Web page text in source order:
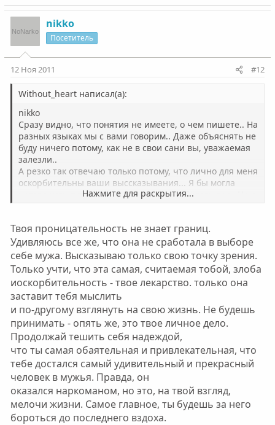
nikko
Посетитель
12 Ноя 2011 #12
Without_heart написал(а):
nikko
Сразу видно, что понятия не имеете, о чем пишете.. На
разных языках мы с вами говорим.. Даже объяснять не
буду ничего потому, как не в свои сани вы, уважаемая
залезли..
А резко так отвечаю только потому, что лично для меня
оскорбительны ваши выссказывания... Я бы могла
наговорить тут вам на 2 страницы, и обидеть вас.. Но с
Я тут о мнение чье-то дешевое споткнулась... Упс...
Раздавила....
Нажмите для раскрытия...
Твоя проницательность не знает границ.
Удивляюсь все же, что она не сработала в выборе
себе мужа. Высказываю только свою точку зрения.
Только учти, что эта самая, считаемая тобой, злоба
иоскорбительность - твое лекарство. только она
заставит тебя мыслить
и по-другому взглянуть на свою жизнь. Не будешь
принимать - опять же, это твое личное дело.
Продолжай тешить себя надеждой,
что ты самая обаятельная и привлекательная, что
тебе достался самый удивительный и прекрасный
человек в мужья. Правда, он
оказался наркоманом, но это, на твой взгляд,
мелочи жизни. Самое главное, ты будешь за него
бороться до последнего вздоха.